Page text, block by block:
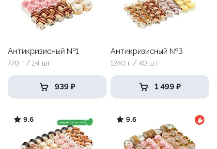
Антикризисный №1
770 г / 24 шт
939 ₽
Антикризисный №3
1240 г / 40 шт
1 499 ₽
9.6 9.6